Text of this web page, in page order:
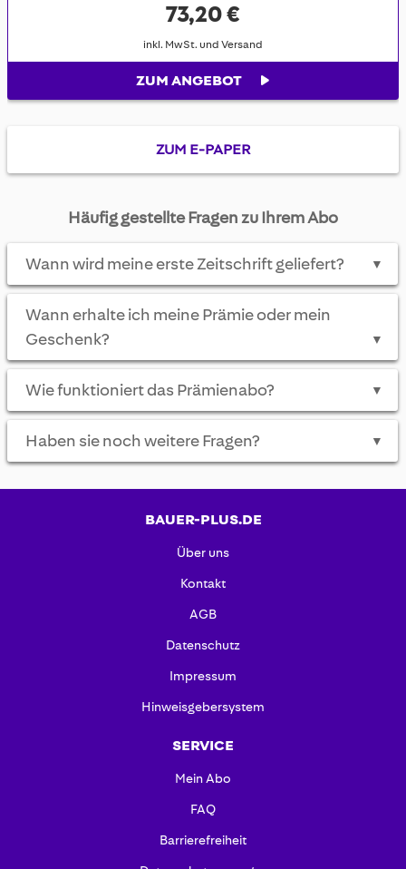
73,20 €
inkl. MwSt. und Versand
ZUM ANGEBOT
ZUM E-PAPER
Häufig gestellte Fragen zu Ihrem Abo
Wann wird meine erste Zeitschrift geliefert? ▼
Wann erhalte ich meine Prämie oder mein
Geschenk?
▼
Wie funktioniert das Prämienabo? ▼
Haben sie noch weitere Fragen? ▼
BAUER-PLUS.DE
Über uns
Kontakt
AGB
Datenschutz
Impressum
Hinweisgebersystem
SERVICE
Mein Abo
FAQ
Barrierefreiheit